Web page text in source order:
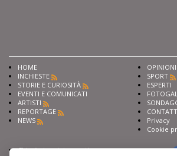
HOME
INCHIESTE
STORIE E CURIOSITÀ
EVENTI E COMUNICATI
ARTISTI
REPORTAGE
NEWS
OPINIONI
SPORT
ESPERTI
Privacy
Cookie
Chiedi ai nostri esperti